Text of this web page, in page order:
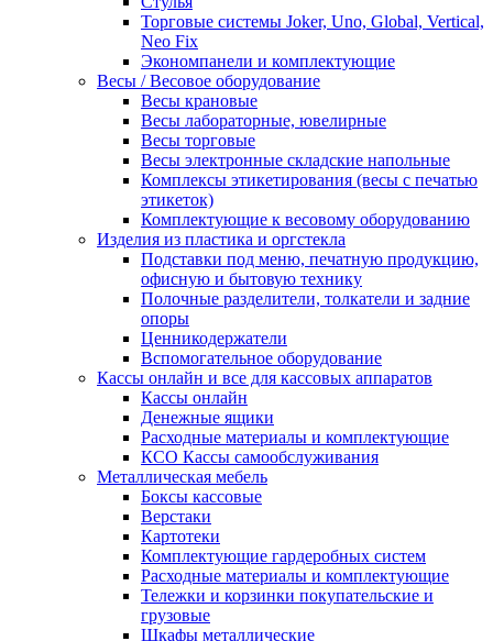
Торговые системы Joker, Uno, Global, Vertical,
Neo Fix
Экономпанели и комплектующие
Весы / Весовое оборудование
Весы крановые
Весы лабораторные, ювелирные
Весы торговые
Весы электронные складские напольные
Комплексы этикетирования (весы с печатью
этикеток)
Комплектующие к весовому оборудованию
Изделия из пластика и оргстекла
Подставки под меню, печатную продукцию,
офисную и бытовую технику
Полочные разделители, толкатели и задние
опоры
Ценникодержатели
Вспомогательное оборудование
Кассы онлайн и все для кассовых аппаратов
Кассы онлайн
Денежные ящики
Расходные материалы и комплектующие
КСО Кассы самообслуживания
Металлическая мебель
Боксы кассовые
Верстаки
Картотеки
Комплектующие гардеробных систем
Расходные материалы и комплектующие
Тележки и корзинки покупательские и
грузовые
Шкафы металлические